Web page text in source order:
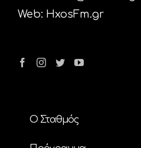
Web: HxosFm.gr
Ο Σταθμός